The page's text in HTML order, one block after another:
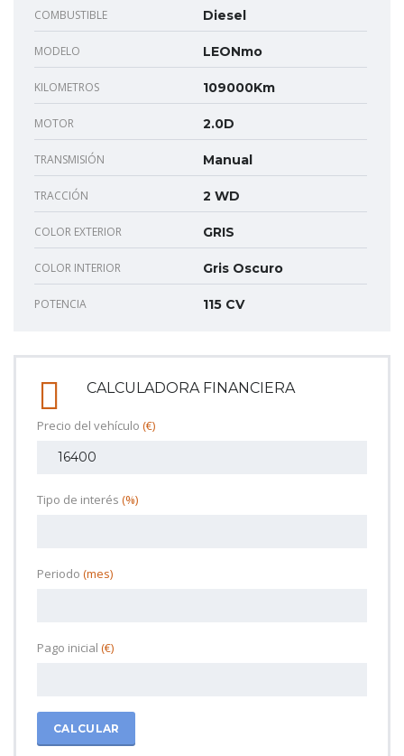
COMBUSTIBLE Diesel
MODELO LEONmo
KILOMETROS 109000Km
MOTOR 2.0D
TRANSMISIÓN Manual
TRACCIÓN 2 WD
COLOR EXTERIOR GRIS
COLOR INTERIOR Gris Oscuro
POTENCIA 115 CV
CALCULADORA FINANCIERA
Precio del vehículo (€)
Tipo de interés (%)
Periodo (mes)
Pago inicial (€)
CALCULAR